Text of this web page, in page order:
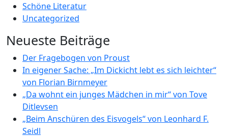
Schöne Literatur
Uncategorized
Neueste Beiträge
Der Fragebogen von Proust
In eigener Sache: „Im Dickicht lebt es sich leichter“
von Florian Birnmeyer
„Da wohnt ein junges Mädchen in mir“ von Tove
Ditlevsen
„Beim Anschüren des Eisvogels“ von Leonhard F.
Seidl